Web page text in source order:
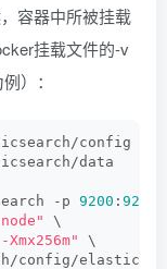
容器中所被挂载
挂载文件的-v
）：
config
data
-p 9200 : 9200
\
\
config/